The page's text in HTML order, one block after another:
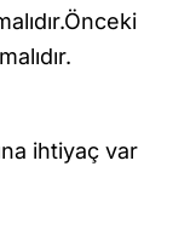
ihtiyaç var